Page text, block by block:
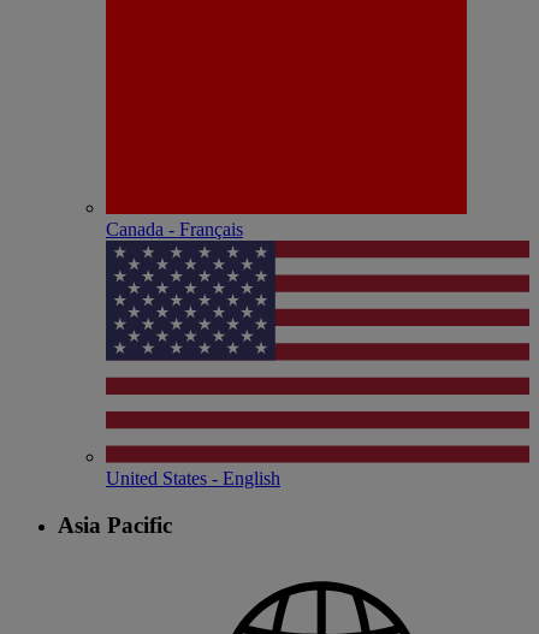
Canada - Français
United States - English
Asia Pacific